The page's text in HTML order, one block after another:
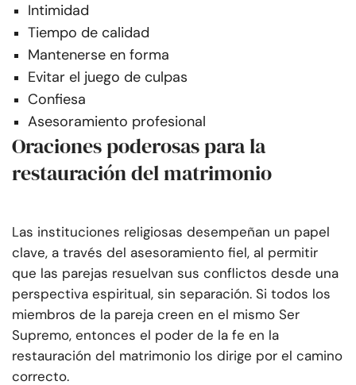
Intimidad
Tiempo de calidad
Mantenerse en forma
Evitar el juego de culpas
Confiesa
Asesoramiento profesional
Oraciones poderosas para la
restauración del matrimonio
Las instituciones religiosas desempeñan un papel
clave, a través del asesoramiento fiel, al permitir
que las parejas resuelvan sus conflictos desde una
perspectiva espiritual, sin separación. Si todos los
miembros de la pareja creen en el mismo Ser
Supremo, entonces el poder de la fe en la
restauración del matrimonio los dirige por el camino
correcto.